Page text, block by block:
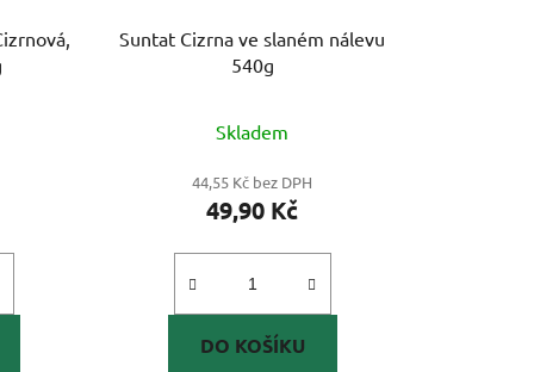
Suntat Cizrna ve slaném nálevu
540g
Skladem
44,55 Kč bez DPH
49,90 Kč
DO KOŠÍKU